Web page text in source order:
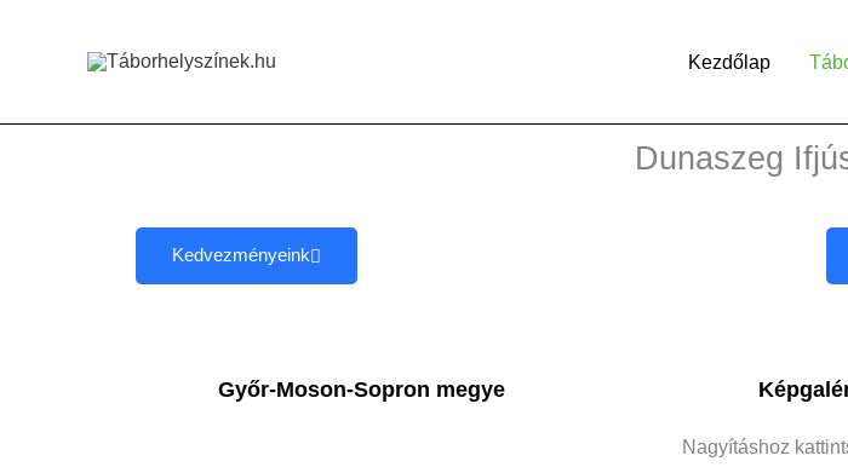
Kezdőlap
Dunaszeg
Kedvezményeink
Győr-Moson-Sopron megye
Nagyításhoz